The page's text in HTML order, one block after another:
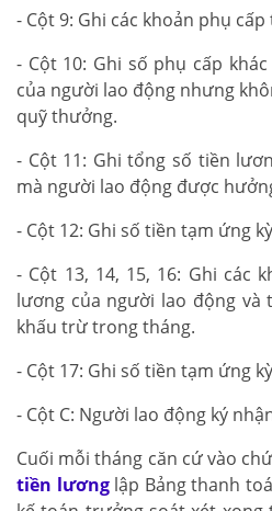
- Cột 9: Ghi các khoản phụ
- Cột 10: Ghi số phụ cấp
của người lao động nhưng
quỹ thưởng.
- Cột 11: Ghi tổng số tiền
mà người lao động được
- Cột 12: Ghi số tiền tạm ứng
- Cột 13, 14, 15, 16: Ghi các
lương của người lao động
khấu trừ trong tháng.
- Cột 17: Ghi số tiền tạm ứng
- Cột C: Người lao động ký
Cuối mỗi tháng căn cứ vào
tiền lươnglập Bảng thanh